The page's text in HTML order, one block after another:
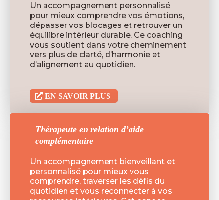
Un accompagnement personnalisé
pour mieux comprendre vos émotions,
dépasser vos blocages et retrouver un
équilibre intérieur durable. Ce coaching
vous soutient dans votre cheminement
vers plus de clarté, d’harmonie et
d’alignement au quotidien.
EN SAVOIR PLUS
Thérapeute en relation d’aide
complémentaire
Un accompagnement bienveillant et
personnalisé pour mieux vous
comprendre, traverser les défis du
quotidien et vous reconnecter à vos